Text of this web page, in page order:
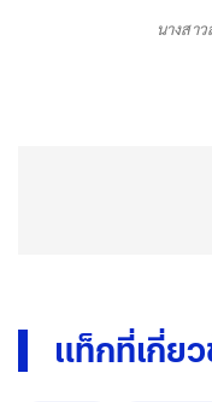
นางสา
แท็กที่เกี่ย